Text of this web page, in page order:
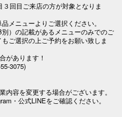
回目ご来店の方が対象となりま
メニューよりご選択ください。
）の記載があるメニューのみでのご
ご選択の上ご予約をお願い致しま
があります！
3075)
容を変更する場合がございます。
・公式LINEをご確認ください。